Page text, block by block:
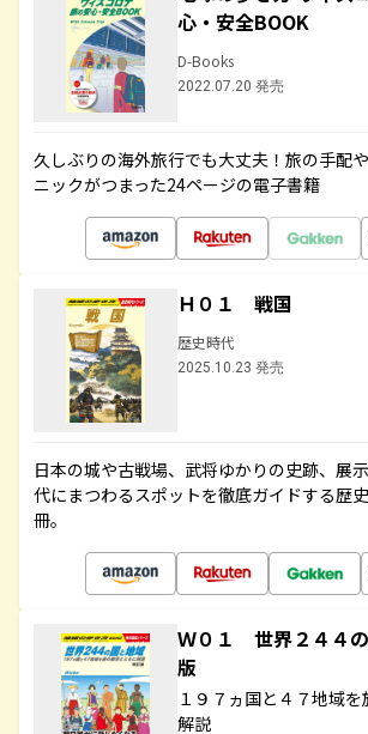
心・安全BOOK
D-Books
2022.07.20 発売
久しぶりの海外旅行でも大丈夫！旅の手配
ニックがつまった24ページの電子書籍
Ｈ０１ 戦国
歴史時代
2025.10.23 発売
日本の城や古戦場、武将ゆかりの史跡、展
代にまつわるスポットを徹底ガイドする歴
冊。
Ｗ０１ 世界２４４
版
１９７ヵ国と４７地域
解説